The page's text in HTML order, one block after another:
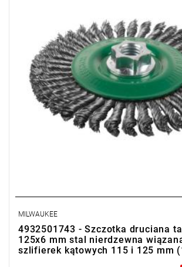
MILWAUKEE
4932501743 - Szczotka druciana
125x6 mm stal nierdzewna
szlifierek kątowych 115 i 125 mm